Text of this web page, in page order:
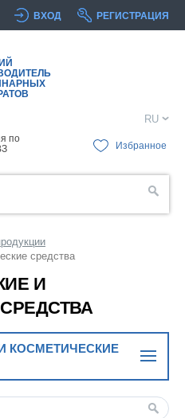
ВХОД РЕГИСТРАЦИЯ
по
RU
Избранное
средства
И
КОСМЕТИЧЕСКИЕ